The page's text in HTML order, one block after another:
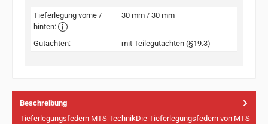
Tieferlegung vorne /
hinten:
30 mm / 30 mm
Gutachten: mit Teilegutachten (§19.3)
Beschreibung
Tieferlegungsfedern MTS TechnikDie Tieferlegungsfedern von MTS